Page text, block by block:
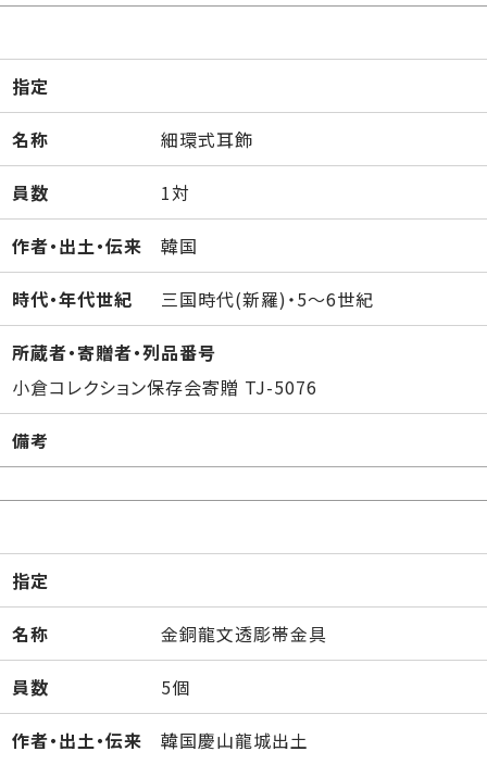
指定
名称 細環式耳飾
員数 1対
作者・出土・伝来 韓国
時代・年代世紀 三国時代(新羅)・5～6世紀
所蔵者・寄贈者・列品番号
小倉コレクション保存会寄贈 TJ-5076
備考
指定
名称 金銅龍文透彫帯金具
員数 5個
作者・出土・伝来 韓国慶山龍城出土